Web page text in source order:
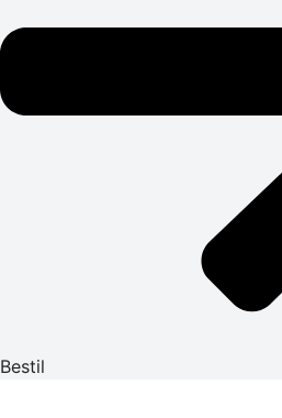
Bestil